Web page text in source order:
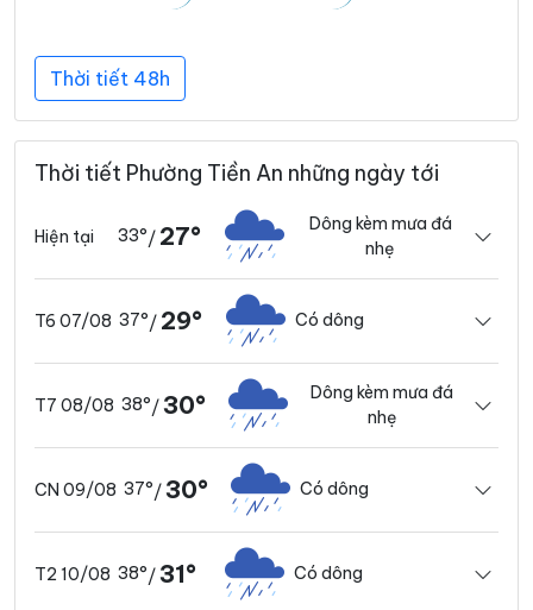
Thời tiết 48h
Thời tiết Phường Tiền An những ngày tới
Hiện tại 33°/ 27°
Dông kèm mưa đá
nhẹ
T6 07/08 37°/ 29° Có dông
T7 08/08 38°/30°
Dông kèm mưa đá
nhẹ
CN 09/08 37°/30° Có dông
T2 10/08 38°/31° Có dông